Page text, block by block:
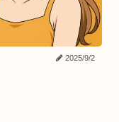
2025/9/2